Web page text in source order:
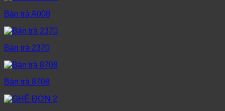
Bàn trà A008
Bàn trà 2370
Bàn trà 8708